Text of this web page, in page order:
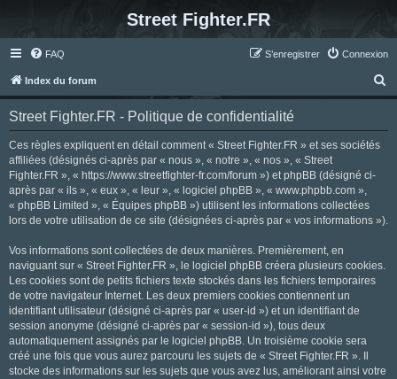
Street Fighter.FR
FAQ Connexion
S’enregistrer
Index du forum
e
Street Fighter.FR - Politique de confidentialité
Ces règles expliquent en détail comment « Street Fighter.FR » et ses sociétés
affiliées (désignés ci-après par « nous », « notre », « nos », « Street
Fighter.FR », « https://www.streetfighter-fr.com/forum ») et phpBB (désigné ci-
après par « ils », « eux », « leur », « logiciel phpBB », « www.phpbb.com »,
« phpBB Limited », « Équipes phpBB ») utilisent les informations collectées
lors de votre utilisation de ce site (désignées ci-après par « vos informations »).
Vos informations sont collectées de deux manières. Premièrement, en
naviguant sur « Street Fighter.FR », le logiciel phpBB créera plusieurs cookies.
Les cookies sont de petits fichiers texte stockés dans les fichiers temporaires
de votre navigateur Internet. Les deux premiers cookies contiennent un
identifiant utilisateur (désigné ci-après par « user-id ») et un identifiant de
session anonyme (désigné ci-après par « session-id »), tous deux
automatiquement assignés par le logiciel phpBB. Un troisième cookie sera
créé une fois que vous aurez parcouru les sujets de « Street Fighter.FR ». Il
stocke des informations sur les sujets que vous avez lus, améliorant ainsi votre